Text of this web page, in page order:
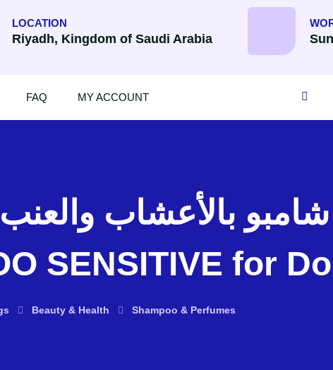
LOCATION
Riyadh, Kingdom of Saudi Arabia
FAQ MY ACCOUNT
SENSITIVE for
Beauty & Health Shampoo & Perfumes